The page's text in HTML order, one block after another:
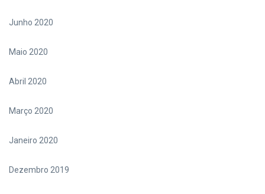
Junho 2020
Maio 2020
Abril 2020
Março 2020
Janeiro 2020
Dezembro 2019